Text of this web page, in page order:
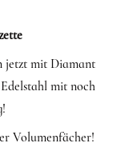
jetzt mit Diamant
mit noch
Volumenfächer!